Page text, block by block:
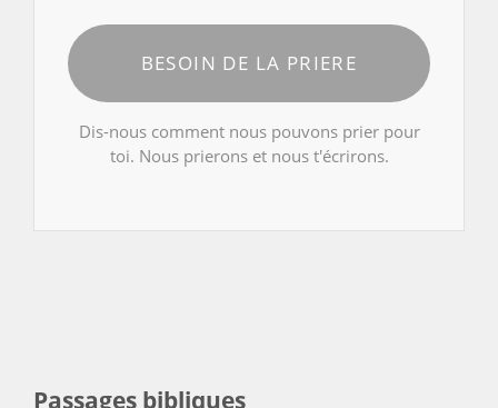
BESOIN DE LA PRIERE
Dis-nous comment nous pouvons prier pour
toi. Nous prierons et nous t'écrirons.
Passages bibliques